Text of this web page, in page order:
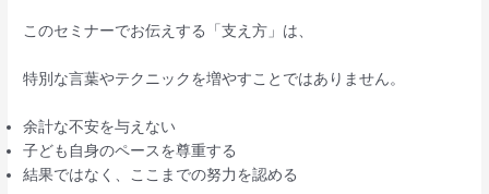
このセミナーでお伝えする「支え方」は、
特別な言葉やテクニックを増やすことではありません。
余計な不安を与えない
子ども自身のペースを尊重する
結果ではなく、ここまでの努力を認める